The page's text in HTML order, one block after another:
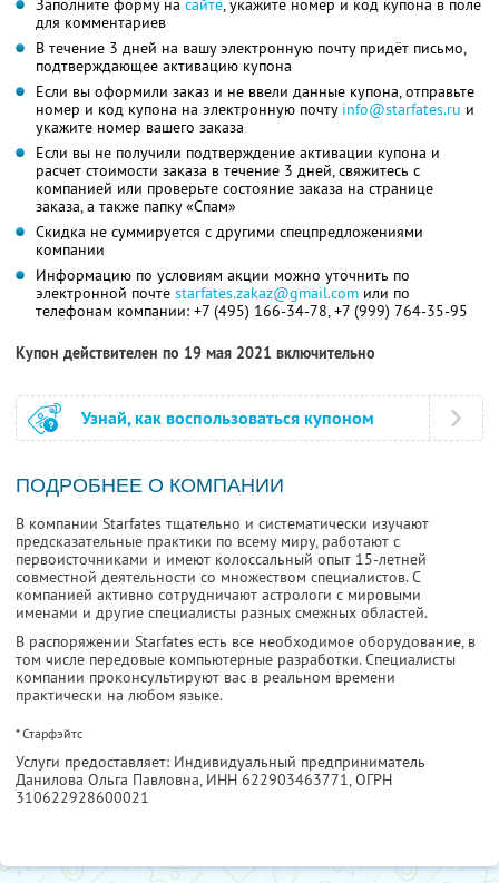
Заполните форму на сайте, укажите номер и код купона в поле
для комментариев
В течение 3 дней на вашу электронную почту придёт письмо,
подтверждающее активацию купона
Если вы оформили заказ и не ввели данные купона, отправьте
номер и код купона на электронную почту info@starfates.ru и
укажите номер вашего заказа
Если вы не получили подтверждение активации купона и
расчет стоимости заказа в течение 3 дней, свяжитесь с
компанией или проверьте состояние заказа на странице
заказа, а также папку «Спам»
Скидка не суммируется с другими спецпредложениями
компании
Информацию по условиям акции можно уточнить по
электронной почте starfates.zakaz@gmail.com или по
телефонам компании: +7 (495) 166-34-78, +7 (999) 764-35-95
Купон действителен по 19 мая 2021 включительно
Узнай, как воспользоваться купоном
ПОДРОБНЕЕ О КОМПАНИИ
В компании Starfates тщательно и систематически изучают
предсказательные практики по всему миру, работают с
первоисточниками и имеют колоссальный опыт 15-летней
совместной деятельности со множеством специалистов. С
компанией активно сотрудничают астрологи с мировыми
именами и другие специалисты разных смежных областей.
В распоряжении Starfates есть все необходимое оборудование, в
том числе передовые компьютерные разработки. Специалисты
компании проконсультируют вас в реальном времени
практически на любом языке.
* Старфэйтс
Услуги предоставляет: Индивидуальный предприниматель
Данилова Ольга Павловна, ИНН 622903463771, ОГРН
310622928600021